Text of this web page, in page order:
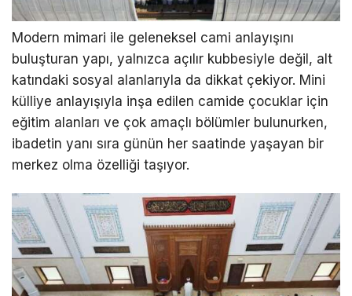
Modern mimari ile geleneksel cami anlayışını
buluşturan yapı, yalnızca açılır kubbesiyle değil, alt
katındaki sosyal alanlarıyla da dikkat çekiyor. Mini
külliye anlayışıyla inşa edilen camide çocuklar için
eğitim alanları ve çok amaçlı bölümler bulunurken,
ibadetin yanı sıra günün her saatinde yaşayan bir
merkez olma özelliği taşıyor.